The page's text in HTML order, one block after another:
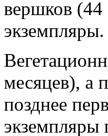
вершков
экземпляры.
месяцев), а
позднее
экземпляры